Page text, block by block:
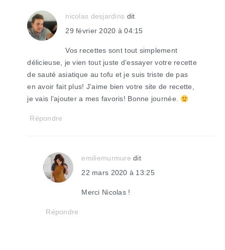
lecteur nicolas desjardins dit
29 février 2020 à 04:15
Vos recettes sont tout simplement
délicieuse, je vien tout juste d’essayer votre recette
de sauté asiatique au tofu et je suis triste de pas
en avoir fait plus! J’aime bien votre site de recette,
je vais l’ajouter a mes favoris! Bonne journée.
Répondre
emiliemurmure dit
22 mars 2020 à 13:25
Merci Nicolas !
Répondre